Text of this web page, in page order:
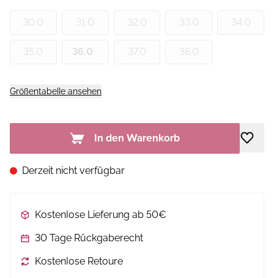
30.0 31.0 32.0 33.0 34.0
35.0 36.0 37.0 38.0
Größentabelle ansehen
In den Warenkorb
Derzeit nicht verfügbar
Kostenlose Lieferung ab 50€
30 Tage Rückgaberecht
Kostenlose Retoure